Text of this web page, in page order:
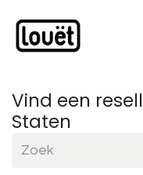
Vind een
Staten